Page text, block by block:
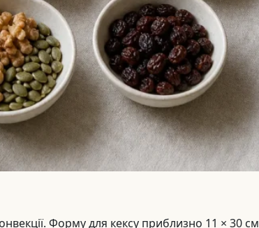
Форму для кексу приблизно 11 × 30 см